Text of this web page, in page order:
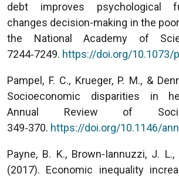
debt improves psychological
changes decision-making in the
the National Academy of
7244‑7249. https://doi.org/10.1073/
Pampel, F. C., Krueger, P. M., &
Socioeconomic disparities in
Annual Review of
349‑370. https://doi.org/10.1146/
Payne, B. K., Brown-Iannuzzi, J.
(2017). Economic inequality